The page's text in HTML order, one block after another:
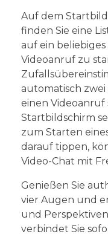
Auf dem
finden Sie eine
auf ein
Videoanruf zu
automatisch
einen
Startbildschirm
zum Starten
darauf tippen,
Video-Chat mit
Genießen Sie
vier Augen und
und
verbindet Sie